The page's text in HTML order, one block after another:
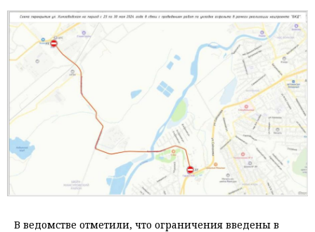
В ведомстве отметили, что ограничения введены в